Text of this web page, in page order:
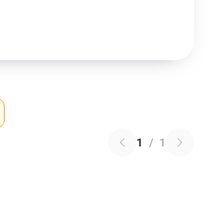
1 / 1